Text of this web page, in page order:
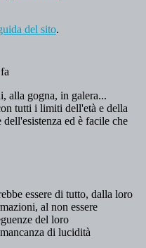
del sito.